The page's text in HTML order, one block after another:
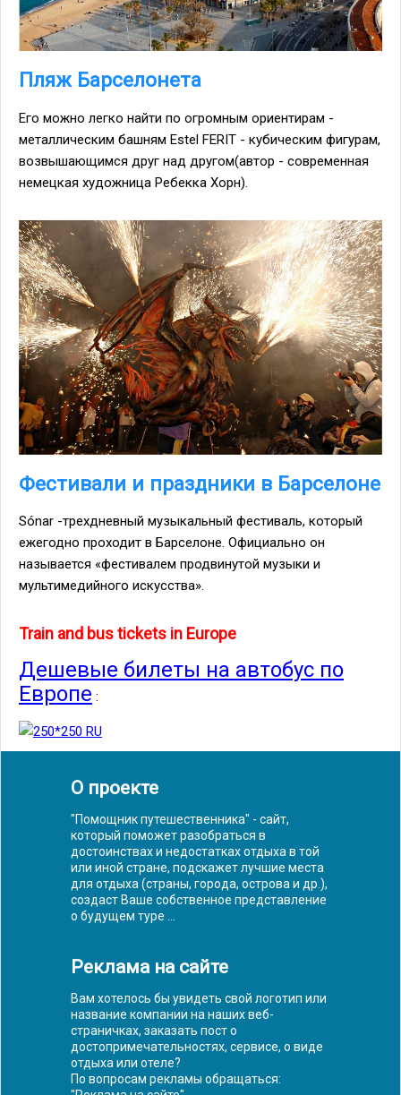
Пляж Барселонета
Его можно легко найти по огромным ориентирам -
металлическим башням Estel FERIT - кубическим фигурам,
возвышающимся друг над другом(автор - современная
немецкая художница Ребекка Хорн).
Фестивали и праздники в Барселоне
Sónar -трехдневный музыкальный фестиваль, который
ежегодно проходит в Барселоне. Официально он
называется «фестивалем продвинутой музыки и
мультимедийного искусства».
Train and bus tickets in Europe
Дешевые билеты на автобус по
Европе :
О проекте
"Помощник путешественника" - сайт,
который поможет разобраться в
достоинствах и недостатках отдыха в той
или иной стране, подскажет лучшие места
для отдыха (страны, города, острова и др.),
создаст Ваше собственное представление
о будущем туре ...
Реклама на сайте
Вам хотелось бы увидеть свой логотип или
название компании на наших веб-
страничках, заказать пост о
достопримечательностях, сервисе, о виде
отдыха или отеле?
По вопросам рекламы обращаться: